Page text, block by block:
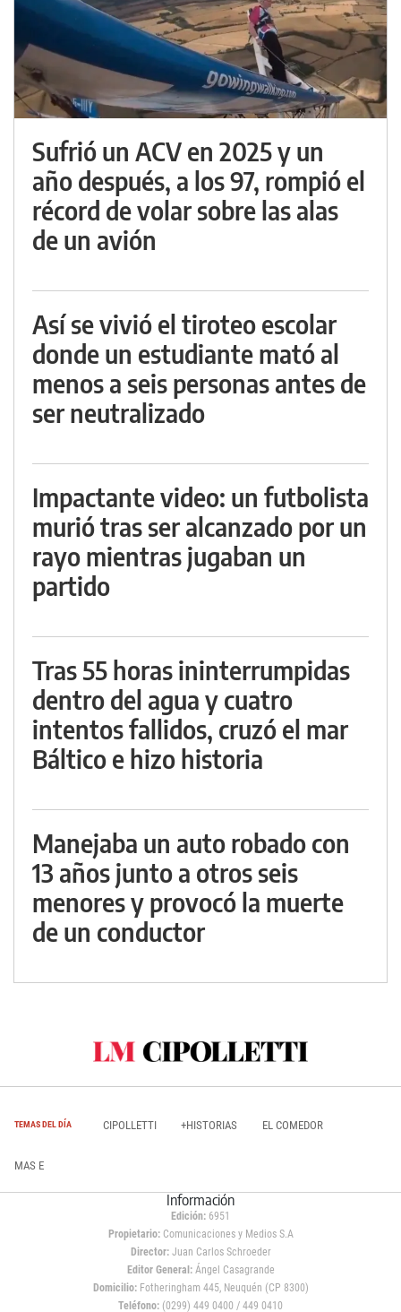
Sufrió un ACV en 2025 y un
año después, a los 97, rompió el
récord de volar sobre las alas
de un avión
Así se vivió el tiroteo escolar
donde un estudiante mató al
menos a seis personas antes de
ser neutralizado
Impactante video: un futbolista
murió tras ser alcanzado por un
rayo mientras jugaban un
partido
Tras 55 horas ininterrumpidas
dentro del agua y cuatro
intentos fallidos, cruzó el mar
Báltico e hizo historia
Manejaba un auto robado con
13 años junto a otros seis
menores y provocó la muerte
de un conductor
TEMAS DEL DÍA CIPOLLETTI +HISTORIAS EL COMEDOR
MAS E
Información
Edición: 6951
Propietario:Comunicaciones y Medios S.A
Director: Juan Carlos Schroeder
Editor General:Ángel Casagrande
Domicilio:Fotheringham 445, Neuquén (CP 8300)
Teléfono: (0299) 449 0400 / 449 0410